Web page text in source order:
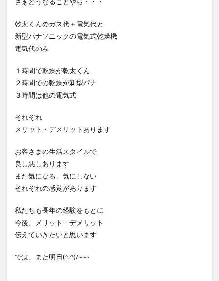
さぁどうなることやら・・・
乾太くんのガス代＋電気代と
新型パナソニックの電気式乾燥機
電気代のみ
１時間で乾燥が乾太くん
２時間での乾燥が新型パナ
３時間は他の電気式
それぞれ
メリット・デメリットあります
お客さまの生活スタイルで
良し悪しあります
また気になる、気にしない
それぞれの感覚があります
私たちも長年の経験をもとに
今後、メリット・デメリット
伝えていきたいと思います
では、また明日(^.^)/~~~